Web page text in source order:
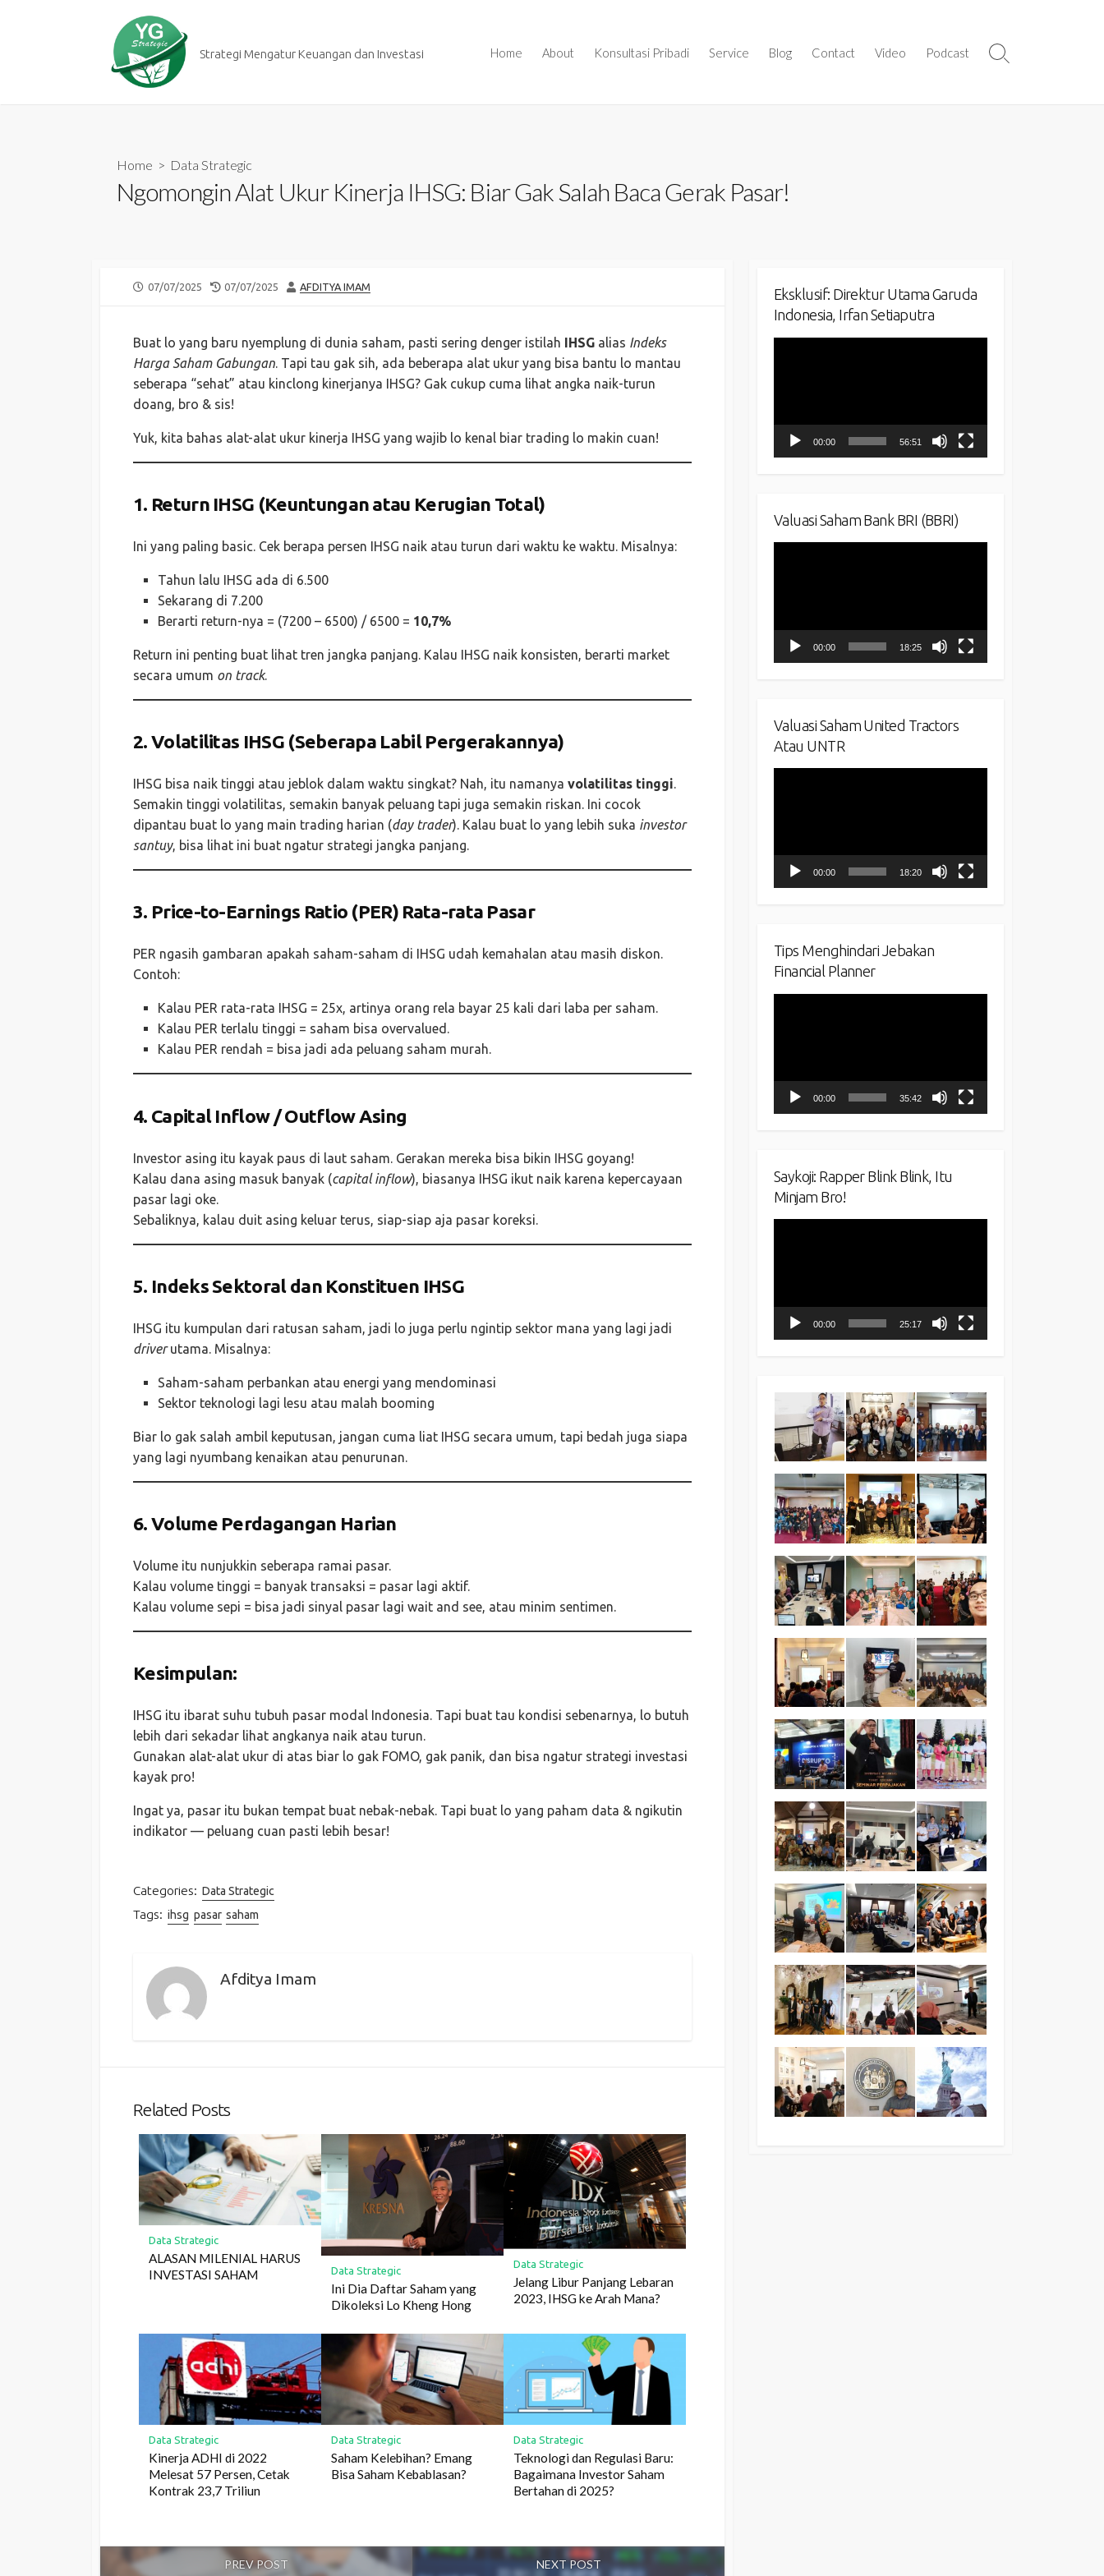
Strategi Mengatur Keuangan dan Investasi Home About Konsultasi Pribadi Service Blog Contact Video Podcast
Search
Home > Data Strategic
Ngomongin Alat Ukur Kinerja IHSG: Biar Gak Salah Baca Gerak Pasar!
PUBLISHED
07/07/2025
LAST
07/07/2025 AUTHOR
AFDITYA IMAM
Buat lo yang baru nyemplung di dunia saham, pasti sering denger istilah IHSG alias Indeks
Harga Saham Gabungan. Tapi tau gak sih, ada beberapa alat ukur yang bisa bantu lo mantau
seberapa “sehat” atau kinclong kinerjanya IHSG? Gak cukup cuma lihat angka naik-turun
doang, bro & sis!
Yuk, kita bahas alat-alat ukur kinerja IHSG yang wajib lo kenal biar trading lo makin cuan!
1. Return IHSG (Keuntungan atau Kerugian Total)
Ini yang paling basic. Cek berapa persen IHSG naik atau turun dari waktu ke waktu. Misalnya:
Tahun lalu IHSG ada di 6.500
Sekarang di 7.200
Berarti return-nya = (7200 – 6500) / 6500 = 10,7%
Return ini penting buat lihat tren jangka panjang. Kalau IHSG naik konsisten, berarti market
secara umum on track.
2. Volatilitas IHSG (Seberapa Labil Pergerakannya)
IHSG bisa naik tinggi atau jeblok dalam waktu singkat? Nah, itu namanya volatilitas tinggi.
Semakin tinggi volatilitas, semakin banyak peluang tapi juga semakin riskan. Ini cocok
dipantau buat lo yang main trading harian (day trader). Kalau buat lo yang lebih suka investor
santuy, bisa lihat ini buat ngatur strategi jangka panjang.
3. Price-to-Earnings Ratio (PER) Rata-rata Pasar
PER ngasih gambaran apakah saham-saham di IHSG udah kemahalan atau masih diskon.
Contoh:
Kalau PER rata-rata IHSG = 25x, artinya orang rela bayar 25 kali dari laba per saham.
Kalau PER terlalu tinggi = saham bisa overvalued.
Kalau PER rendah = bisa jadi ada peluang saham murah.
4. Capital Inflow / Outflow Asing
Investor asing itu kayak paus di laut saham. Gerakan mereka bisa bikin IHSG goyang!
Kalau dana asing masuk banyak (capital inflow), biasanya IHSG ikut naik karena kepercayaan
pasar lagi oke.
Sebaliknya, kalau duit asing keluar terus, siap-siap aja pasar koreksi.
5. Indeks Sektoral dan Konstituen IHSG
IHSG itu kumpulan dari ratusan saham, jadi lo juga perlu ngintip sektor mana yang lagi jadi
driverutama. Misalnya:
Saham-saham perbankan atau energi yang mendominasi
Sektor teknologi lagi lesu atau malah booming
Biar lo gak salah ambil keputusan, jangan cuma liat IHSG secara umum, tapi bedah juga siapa
yang lagi nyumbang kenaikan atau penurunan.
6. Volume Perdagangan Harian
Volume itu nunjukkin seberapa ramai pasar.
Kalau volume tinggi = banyak transaksi = pasar lagi aktif.
Kalau volume sepi = bisa jadi sinyal pasar lagi wait and see, atau minim sentimen.
Kesimpulan:
IHSG itu ibarat suhu tubuh pasar modal Indonesia. Tapi buat tau kondisi sebenarnya, lo butuh
lebih dari sekadar lihat angkanya naik atau turun.
Gunakan alat-alat ukur di atas biar lo gak FOMO, gak panik, dan bisa ngatur strategi investasi
kayak pro!
Ingat ya, pasar itu bukan tempat buat nebak-nebak. Tapi buat lo yang paham data & ngikutin
indikator — peluang cuan pasti lebih besar!
Categories: Data Strategic
Tags: ihsg pasar saham
Afditya Imam
Related Posts
Data Strategic
ALASAN MILENIAL HARUS
INVESTASI SAHAM
Data Strategic
Ini Dia Daftar Saham yang
Dikoleksi Lo Kheng Hong
Data Strategic
Jelang Libur Panjang Lebaran
2023, IHSG ke Arah Mana?
Data Strategic
Kinerja ADHI di 2022
Melesat 57 Persen, Cetak
Kontrak 23,7 Triliun
Data Strategic
Saham Kelebihan? Emang
Bisa Saham Kebablasan?
Data Strategic
Teknologi dan Regulasi Baru:
Bagaimana Investor Saham
Bertahan di 2025?
PREV POST NEXT POST
Eksklusif: Direktur Utama Garuda
Indonesia, Irfan Setiaputra
00:00 56:51
Valuasi Saham Bank BRI (BBRI)
00:00 18:25
Valuasi Saham United Tractors
Atau UNTR
00:00 18:20
Tips Menghindari Jebakan
Financial Planner
00:00 35:42
Saykoji: Rapper Blink Blink, Itu
Minjam Bro!
00:00 25:17